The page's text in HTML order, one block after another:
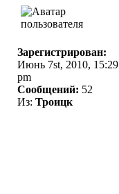
Зарегистрирован:
Июнь 7st, 2010, 15:29
pm
Сообщений: 52
Из: Троицк